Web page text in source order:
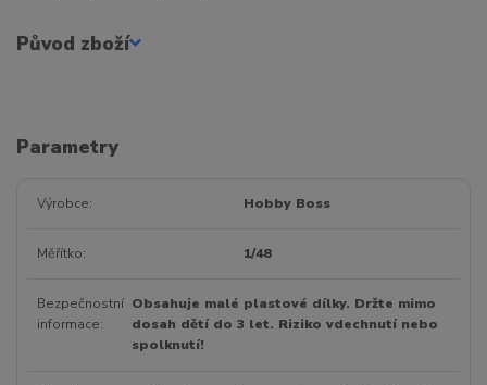
Původ zboží
Parametry
Výrobce Hobby Boss
Měřítko 1/48
Bezpečnostní
informace
Obsahuje malé plastové dílky. Držte mimo
dosah dětí do 3 let. Riziko vdechnutí nebo
spolknutí!